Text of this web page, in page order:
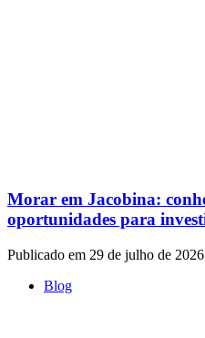
Morar em Jacobina:
oportunidades para
Publicado em 29 de julho de 2026
Blog